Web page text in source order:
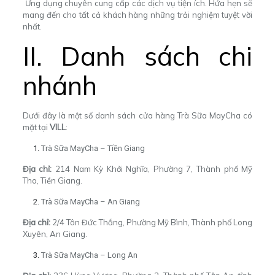
Ứng dụng chuyên cung cấp các dịch vụ tiện ích. Hứa hẹn sẽ
mang đến cho tất cả khách hàng những trải nghiệm tuyệt vời
nhất.
II. Danh sách chi
nhánh
Dưới đây là một số danh sách cửa hàng Trà Sữa MayCha có
mặt tại VILL:
Trà Sữa MayCha – Tiền Giang
Địa chỉ: 214 Nam Kỳ Khởi Nghĩa, Phường 7, Thành phố Mỹ
Tho, Tiền Giang.
Trà Sữa MayCha – An Giang
Địa chỉ:2/4 Tôn Đức Thắng, Phường Mỹ Bình, Thành phố Long
Xuyên, An Giang.
Trà Sữa MayCha – Long An